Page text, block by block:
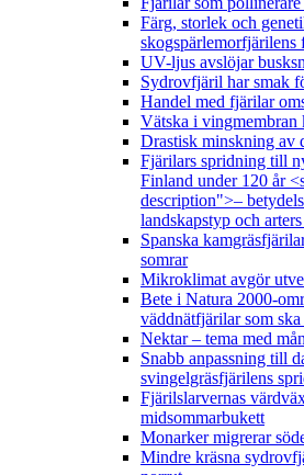
Färg, storlek och
skogspärlemorfjärilens
UV-ljus avslöjar
Sydrovfjäril har smak
Handel med fjärilar
Vätska i
Drastisk minskning av
Fjärilars spridning till
Finland under 120 år
description">–
landskapstyp och
Spanska
somrar
Mikroklimat avgör
Bete i Natura 2000-
väddnätfjärilar som
Nektar – tema med
Snabb anpassning till
svingelgräsfjärilens
Fjärilslarvernas
midsommarbukett
Monarker migrerar
Mindre kräsna